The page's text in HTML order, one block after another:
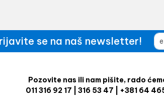
se na naš newsletter!
Pozovite nas ili nam pišite, rado
011 316 92 17 | 316 53 47 | +381 64